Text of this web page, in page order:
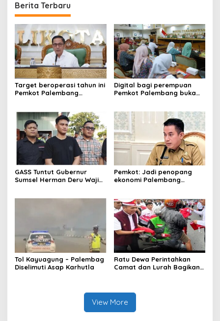
Berita Terbaru
Target beroperasi tahun ini
Pemkot Palembang
Digital bagi perempuan
Pemkot Palembang buka
GASS Tuntut Gubernur
Sumsel Herman Deru Wajib
Pemkot: Jadi penopang
ekonomi Palembang
Tol Kayuagung – Palembag
Diselimuti Asap Karhutla
Ratu Dewa Perintahkan
Camat dan Lurah Bagikan
View More